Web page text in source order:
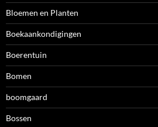
Bloemen en Planten
Boekaankondigingen
Boerentuin
Bomen
boomgaard
Bossen